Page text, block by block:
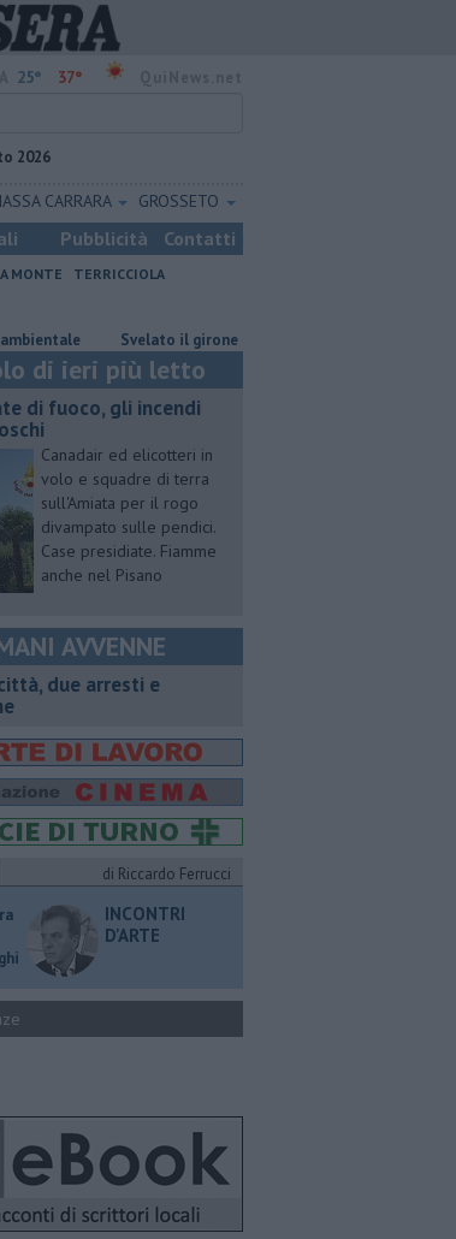
25° 37°
2026
CARRARA GROSSETO
Pubblicità Contatti
MONTE
TERRICCIOLA
Svelato il girone del Pontedera
di ieri più letto
di fuoco, gli incendi
Canadair ed elicotteri in
volo e squadre di terra
sull'Amiata per il rogo
divampato sulle pendici.
Case presidiate. Fiamme
anche nel Pisano
AVVENNE
due arresti e
di Riccardo Ferrucci
INCONTRI
D'ARTE